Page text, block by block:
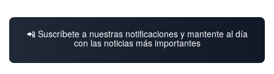
📲 Suscríbete a nuestras notificaciones y mantente al día
con las noticias más importantes